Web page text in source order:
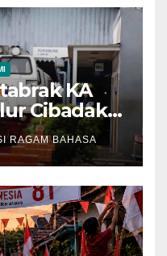
KA
Cibadak–
RAGAM BAHASA